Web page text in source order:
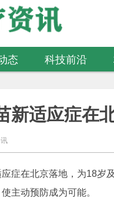
态 科技前沿
新适应症在
在北京落地，为18岁
主动预防成为可能。